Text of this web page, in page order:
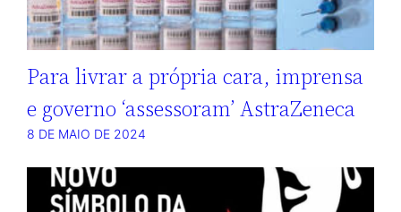
Para livrar a própria cara, imprensa
e governo ‘assessoram’ AstraZeneca
8 DE MAIO DE 2024